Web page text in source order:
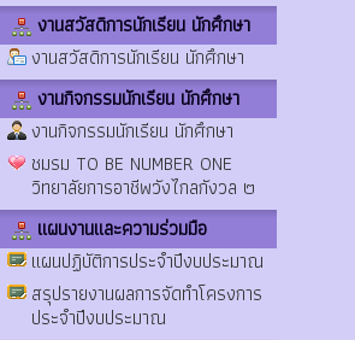
งานสวัสดิการนักเรียน นักศึกษา
งานสวัสดิการนักเรียน นักศึกษา
งานกิจกรรมนักเรียน นักศึกษา
งานกิจกรรมนักเรียน นักศึกษา
ชมรม TO BE NUMBER ONE
วิทยาลัยการอาชีพวังไกลกังวล ๒
แผนงานและความร่วมมือ
แผนปฏิบัติการประจำปีงบประมาณ
สรุปรายงานผลการจัดทำโครงการ
ประจำปีงบประมาณ